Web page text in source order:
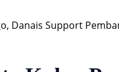
Danais Support